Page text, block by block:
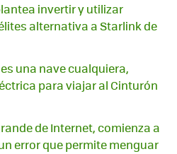
invertir y utilizar
alternativa a Starlink de
una nave cualquiera,
para viajar al Cinturón
de Internet, comienza a
error que permite menguar